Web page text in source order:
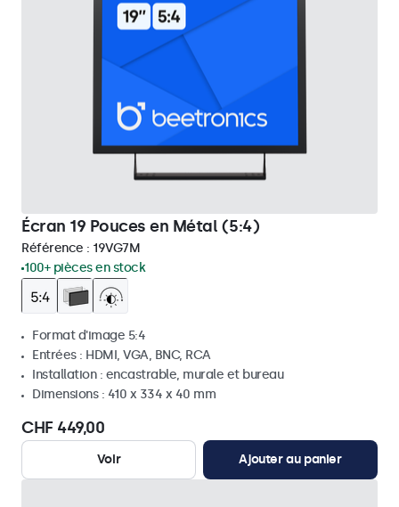
Écran 19 Pouces en Métal (5:4)
Référence : 19VG7M
100+ pièces en stock
Format d'image 5:4
Entrées : HDMI, VGA, BNC, RCA
Installation : encastrable, murale et bureau
Dimensions : 410 x 334 x 40 mm
CHF 449,00
Voir Ajouter au panier